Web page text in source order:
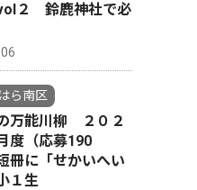
２ 鈴鹿神社で必
ら南区
万能川柳 ２０２
度（応募190
に「せかいへい
１生